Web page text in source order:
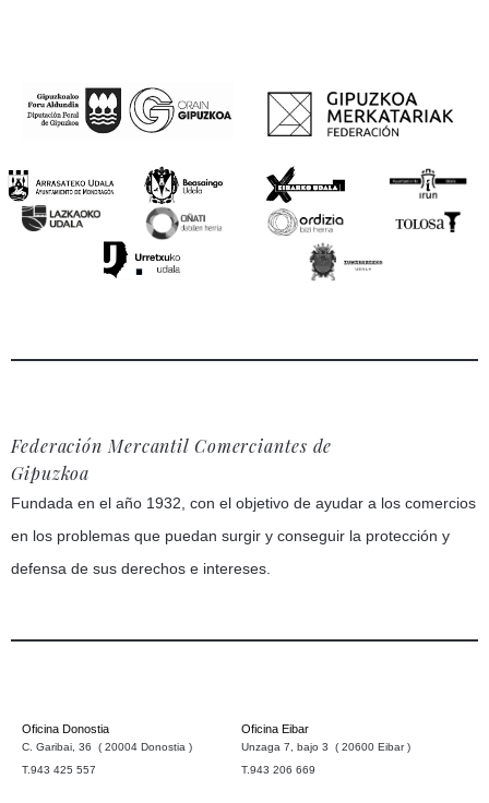
Federación Mercantil Comerciantes de
Gipuzkoa
Fundada en el año 1932, con el objetivo de ayudar a los comercios
en los problemas que puedan surgir y conseguir la protección y
defensa de sus derechos e intereses.
Oficina Donostia
C. Garibai, 36 ( 20004 Donostia )
T.943 425 557
Oficina Eibar
Unzaga 7, bajo 3 ( 20600 Eibar )
T.943 206 669